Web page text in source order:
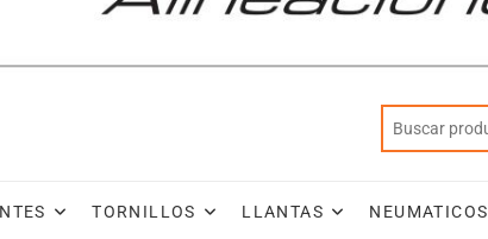
TORNILLOS LLANTAS NEUMATICOS